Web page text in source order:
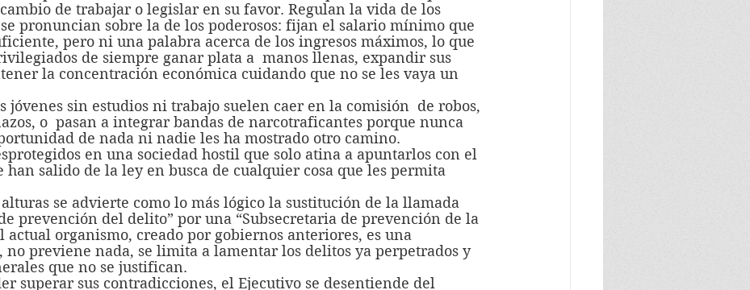
de trabajar o legislar en su favor. Regulan la vida de los
pronuncian sobre la de los poderosos: fijan el salario mínimo que
pero ni una palabra acerca de los ingresos máximos, lo que
de siempre ganar plata a  manos llenas, expandir sus
la concentración económica cuidando que no se les vaya un
o  pasan a integrar bandas de narcotraficantes porque nunca
de nada ni nadie les ha mostrado otro camino.
en una sociedad hostil que solo atina a apuntarlos con el
han salido de la ley en busca de cualquier cosa que les permita
prevención del delito” por una “Subsecretaria de prevención de la
actual organismo, creado por gobiernos anteriores, es una
no previene nada, se limita a lamentar los delitos ya perpetrados y
que no se justifican.